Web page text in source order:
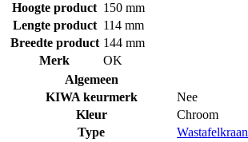
Hoogte product 150 mm
Lengte product 114 mm
Breedte product 144 mm
Merk
OK
Algemeen
KIWA keurmerk
Nee
Kleur
Chroom
Type
Wastafelkraan